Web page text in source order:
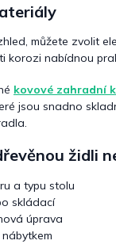
můžete zvolit
korozi nabídnou
kovové zahradní
jsou snadno
židli
a typu stolu
skládací
úprava